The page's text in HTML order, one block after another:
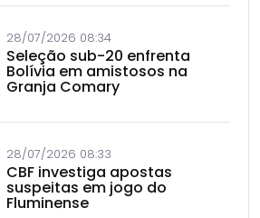
28/07/2026 08:34
Seleção sub-20 enfrenta
Bolívia em amistosos na
Granja Comary
28/07/2026 08:33
CBF investiga apostas
suspeitas em jogo do
Fluminense